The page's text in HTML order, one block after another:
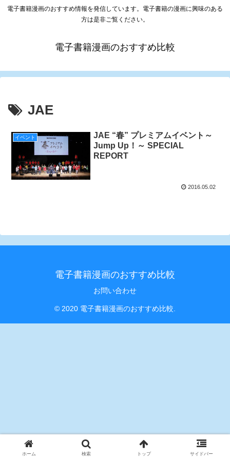
電子書籍漫画のおすすめ情報を発信しています。電子書籍の漫画に興味のある
方は是非ご覧ください。
電子書籍漫画のおすすめ比較
JAE
イベント
JAE “春” プレミアムイベント～
Jump Up！～ SPECIAL
REPORT
2016.05.02
電子書籍漫画のおすすめ比較
お問い合わせ
© 2020 電子書籍漫画のおすすめ比較.
ホーム 検索 トップ サイドバー